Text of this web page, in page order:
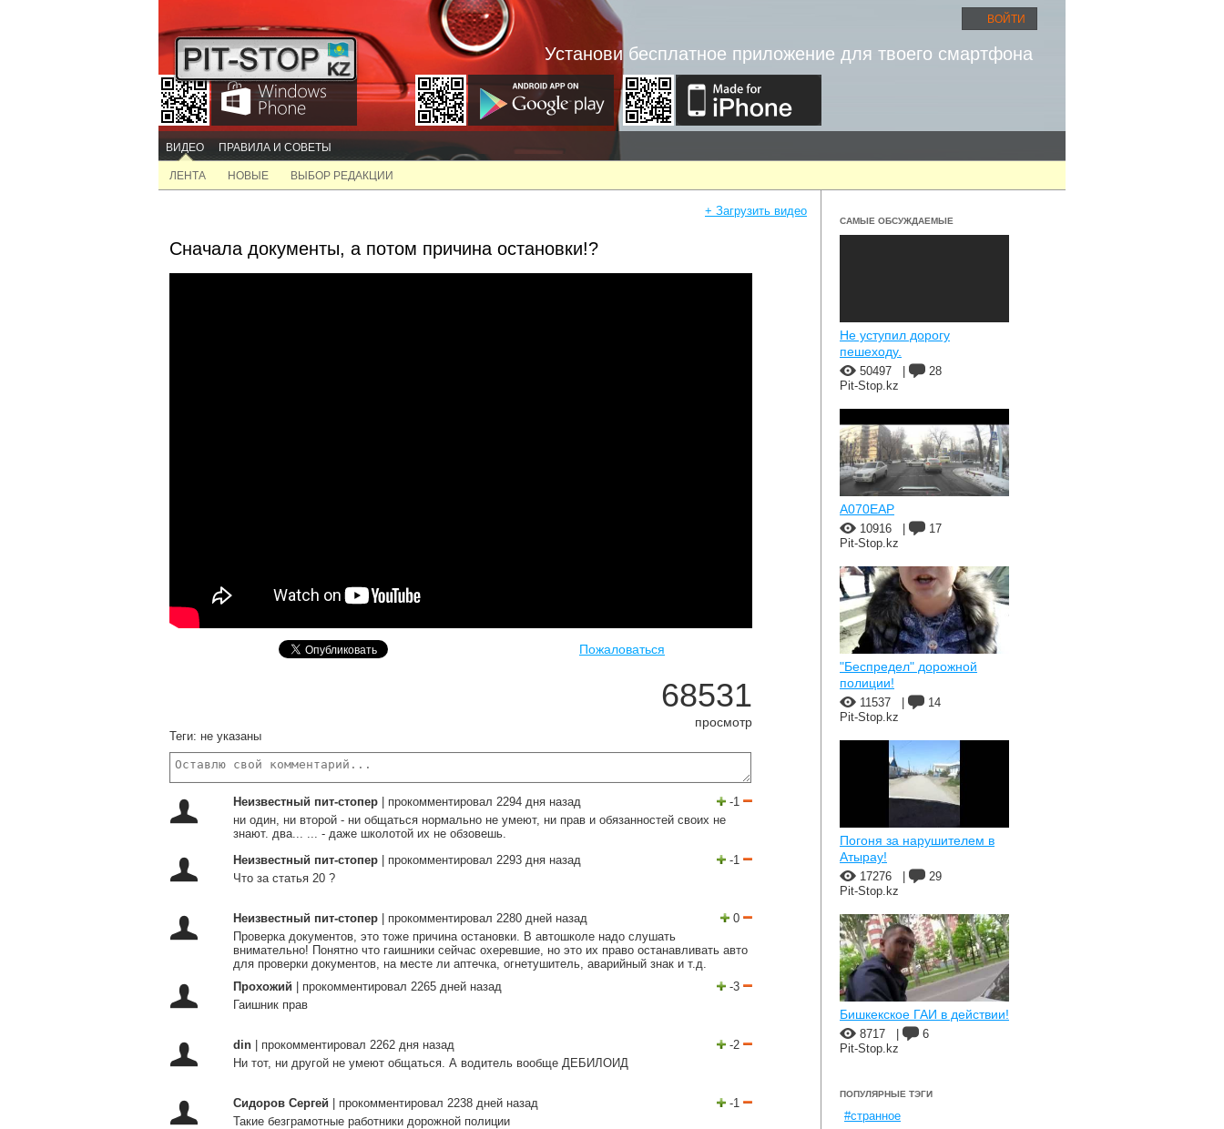
ВОЙТИ
Установи бесплатное приложение для твоего смартфона
ВИДЕО ПРАВИЛА И СОВЕТЫ
ЛЕНТА НОВЫЕ ВЫБОР РЕДАКЦИИ
+ Загрузить видео
Сначала документы, а потом причина остановки!?
Пожаловаться
68531
просмотр
Теги: не указаны
-1
Неизвестный пит-стопер
прокомментировал 2294 дня назад
ни один, ни второй - ни общаться нормально не умеют, ни прав и обязанностей своих не
знают. два... ... - даже школотой их не обзовешь.
-1
Неизвестный пит-стопер
прокомментировал 2293 дня назад
Что за статья 20 ?
0
Неизвестный пит-стопер
прокомментировал 2280 дней назад
Проверка документов, это тоже причина остановки. В автошколе надо слушать
внимательно! Понятно что гаишники сейчас охеревшие, но это их право останавливать авто
для проверки документов, на месте ли аптечка, огнетушитель, аварийный знак и т.д.
-3
Прохожий
прокомментировал 2265 дней назад
Гаишник прав
-2
din
прокомментировал 2262 дня назад
Ни тот, ни другой не умеют общаться. А водитель вообще ДЕБИЛОИД
-1
Сидоров Сергей
прокомментировал 2238 дней назад
Такие безграмотные работники дорожной полиции
САМЫЕ ОБСУЖДАЕМЫЕ
Не уступил дорогу
пешеходу.
50497
28
Pit-Stop.kz
A070EAP
10916
17
Pit-Stop.kz
"Беспредел" дорожной
полиции!
11537
14
Pit-Stop.kz
Погоня за нарушителем в
Атырау!
17276
29
Pit-Stop.kz
Бишкекское ГАИ в действии!
8717
6
Pit-Stop.kz
ПОПУЛЯРНЫЕ ТЭГИ
#странное